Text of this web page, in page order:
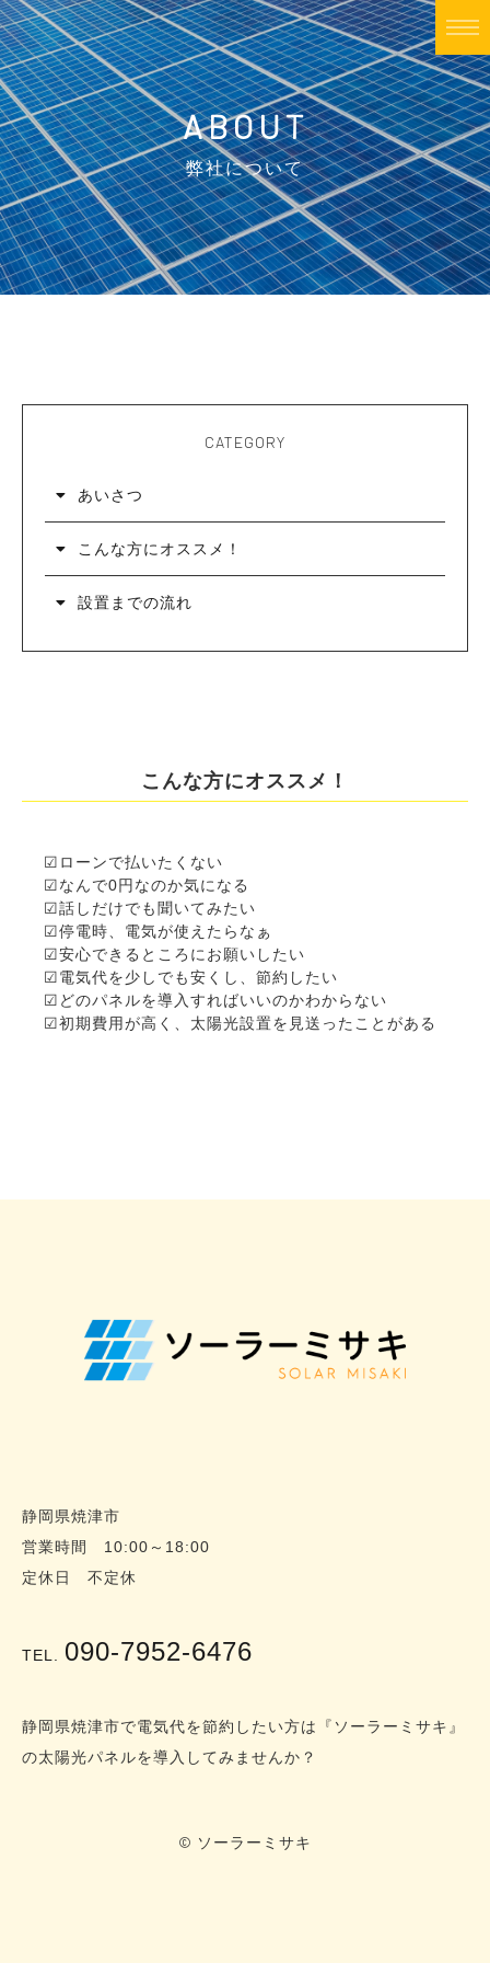
ABOUT
弊社について
CATEGORY
あいさつ
こんな方にオススメ！
設置までの流れ
こんな方にオススメ！
☑︎ローンで払いたくない
☑︎なんで0円なのか気になる
☑︎話しだけでも聞いてみたい
☑︎停電時、電気が使えたらなぁ
☑︎安心できるところにお願いしたい
☑︎電気代を少しでも安くし、節約したい
☑︎どのパネルを導入すればいいのかわからない
☑︎初期費用が高く、太陽光設置を見送ったことがある
静岡県焼津市
営業時間 10:00～18:00
定休日 不定休
TEL. 090-7952-6476
静岡県焼津市で電気代を節約したい方は『ソーラーミサキ』
の太陽光パネルを導入してみませんか？
© ソーラーミサキ